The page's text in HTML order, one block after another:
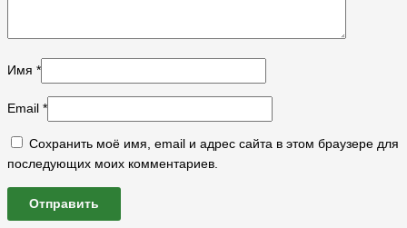
Имя *
Email *
Сохранить моё имя, email и адрес сайта в этом браузере для
последующих моих комментариев.